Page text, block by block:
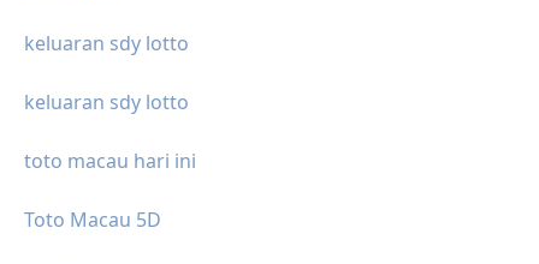
keluaran sdy lotto
keluaran sdy lotto
toto macau hari ini
Toto Macau 5D